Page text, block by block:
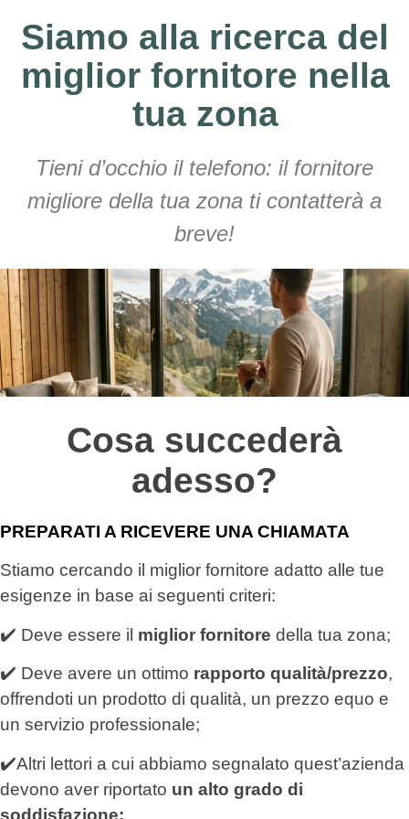
Siamo alla ricerca del
miglior fornitore nella
tua zona
Tieni d’occhio il telefono: il fornitore
migliore della tua zona ti contatterà a
breve!
Cosa succederà
adesso?
PREPARATI A RICEVERE UNA CHIAMATA
Stiamo cercando il miglior fornitore adatto alle tue
esigenze in base ai seguenti criteri:
✔️ Deve essere il miglior fornitore della tua zona;
✔️ Deve avere un ottimo rapporto qualità/prezzo,
offrendoti un prodotto di qualità, un prezzo equo e
un servizio professionale;
✔️Altri lettori a cui abbiamo segnalato quest’azienda
devono aver riportato un alto grado di
soddisfazione;